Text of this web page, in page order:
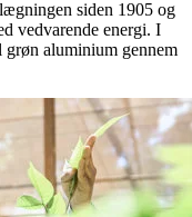
siden 1905 og
vedvarende energi. I
aluminium gennem